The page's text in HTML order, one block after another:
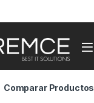
Comparar Productos